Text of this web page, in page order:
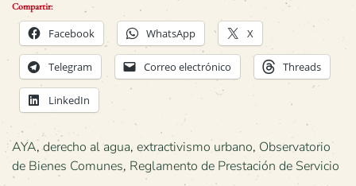
Compartir:
Facebook WhatsApp X
Telegram Correo electrónico Threads
LinkedIn
AYA,derecho al agua, extractivismo urbano, Observatorio
de Bienes Comunes, Reglamento de Prestación de Servicio